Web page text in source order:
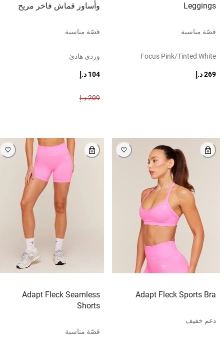
Leggings
قصّة مناسبة
Focus Pink/tinted White
269 د.إ
وأساور قماش فاخر مريح
قصّة مناسبة
وردي هادئ
104 د.إ
209 د.إ
Adapt Fleck Sports Bra
دعم خفيف
Adapt Fleck Seamless
Shorts
قصّة مناسبة